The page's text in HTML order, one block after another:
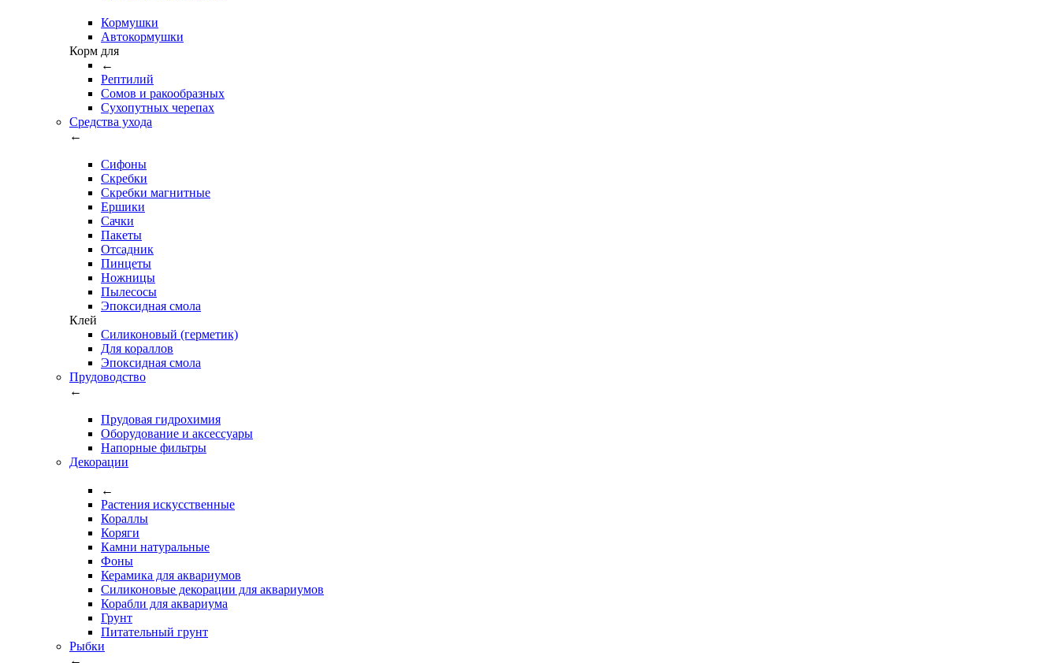
Кормушки
Автокормушки
Корм для
←
Рептилий
Сомов и ракообразных
Сухопутных черепах
Средства ухода
←
Сифоны
Скребки
Скребки магнитные
Ершики
Сачки
Пакеты
Отсадник
Пинцеты
Ножницы
Пылесосы
Эпоксидная смола
Клей
Силиконовый (герметик)
Для кораллов
Эпоксидная смола
Прудоводство
←
Прудовая гидрохимия
Оборудование и аксессуары
Напорные фильтры
Декорации
←
Растения искусственные
Кораллы
Коряги
Камни натуральные
Фоны
Керамика для аквариумов
Силиконовые декорации для аквариумов
Корабли для аквариума
Грунт
Питательный грунт
Рыбки
←